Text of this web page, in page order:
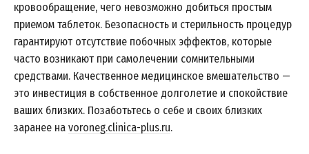
кровообращение, чего невозможно добиться простым
приемом таблеток. Безопасность и стерильность процедур
гарантируют отсутствие побочных эффектов, которые
часто возникают при самолечении сомнительными
средствами. Качественное медицинское вмешательство —
это инвестиция в собственное долголетие и спокойствие
ваших близких. Позаботьтесь о себе и своих близких
заранее на voroneg.clinica-plus.ru.